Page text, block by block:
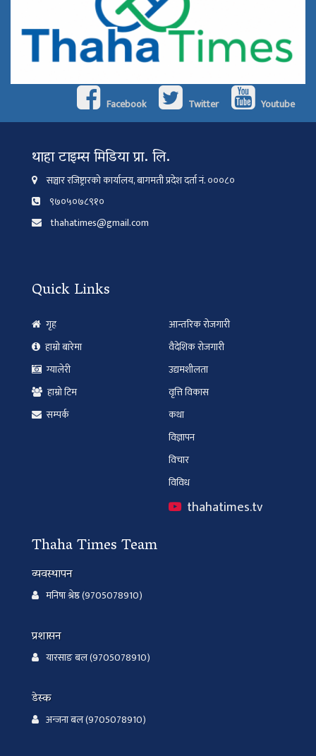
Facebook Twitter Youtube
थाहा टाइम्स मिडिया प्रा. लि.
सञ्चार रजिष्ट्रारको कार्यालय, बागमती प्रदेश दर्ता नं. ०००८०
९७०५०७८९१०
thahatimes@gmail.com
Quick Links
गृह
हाम्रो बारेमा
ग्यालेरी
हाम्रो टिम
सम्पर्क
आन्तरिक रोजगारी
वैदेशिक रोजगारी
उद्यमशीलता
वृत्ति विकास
कथा
विज्ञापन
विचार
विविध
thahatimes.tv
Thaha Times Team
व्यवस्थापन
मनिषा श्रेष्ठ (9705078910)
प्रशासन
यारसाङ बल (9705078910)
डेस्क
अन्जना बल (9705078910)